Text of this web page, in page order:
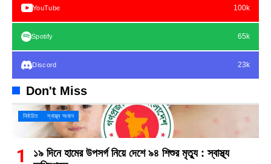
YouTube 100k
Spotify 65k
Discord 23k
Don't Miss
নির্বাচিত স্বাস্থ্য সংবাদ
১৯ দিনে হামের উপসর্গ নিয়ে দেশে ৯৪ শিশুর মৃত্যু : স্বাস্থ্য